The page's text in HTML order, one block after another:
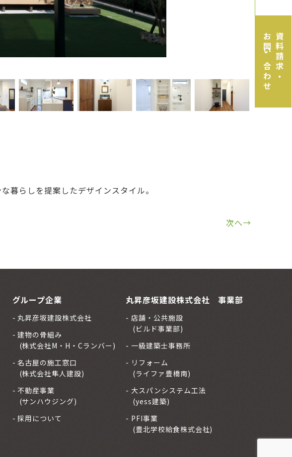
暮らしを提案したデザインスタイル。
次へ→
資料請求・
お問い合わせ
グループ企業
丸昇彦坂建設株式会社
建物の骨組み
(株式会社M・H・Cランバー)
名古屋の施工窓口
(株式会社隼人建設)
不動産事業
(サンハウジング)
採用について
丸昇彦坂建設株式会社 事業部
店舗・公共施設
(ビルド事業部)
一級建築士事務所
リフォーム
(ライファ豊橋南)
大スパンシステム工法
(yess建築)
PFI事業
(豊北学校給食株式会社)